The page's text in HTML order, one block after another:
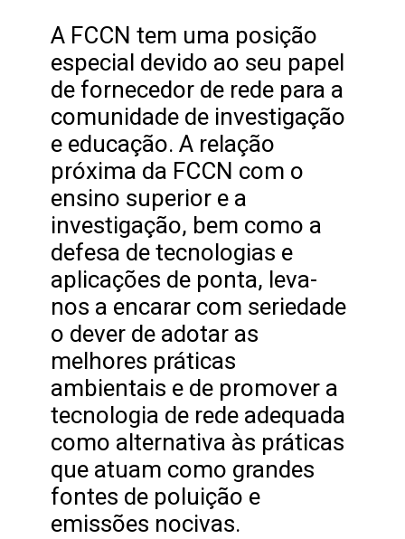
A FCCN tem uma posição
especial devido ao seu papel
de fornecedor de rede para a
comunidade de investigação
e educação. A relação
próxima da FCCN com o
ensino superior e a
investigação, bem como a
defesa de tecnologias e
aplicações de ponta, leva-
nos a encarar com seriedade
o dever de adotar as
melhores práticas
ambientais e de promover a
tecnologia de rede adequada
como alternativa às práticas
que atuam como grandes
fontes de poluição e
emissões nocivas.